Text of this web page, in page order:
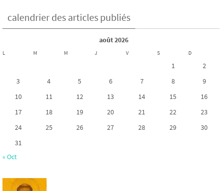
calendrier des articles publiés
août 2026
L M M J V S D
1
2
3
4 5 6 7 8
9
10
11 12 13 14 15
16
17
18 19 20 21 22
23
24
25 26 27 28 29
30
31
« Oct